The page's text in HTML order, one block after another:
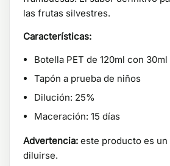
las frutas silvestres.
Características:
Botella PET de 120ml con
Tapón a prueba de niños
Dilución: 25%
Maceración: 15 días
Advertencia: este producto es un
diluirse.